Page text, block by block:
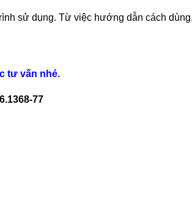
sử dụng. Từ việc hướng dẫn cách
tư vấn nhé.
77